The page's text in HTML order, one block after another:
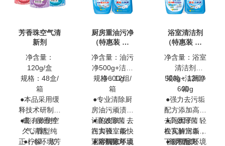
芳香珠空气清
新剂
净含量：
120g/盒
规格：48盒/
箱
●本品采用缓
释技术研制而
成，留香持
久，香型纯
正，令环境芳
●能有效使空
气清新。
●柠檬、玫
厨房重油污净
（特惠装 买1
净含量：油污
净500g+洁厕
净600g
规格：12组/
箱
●专业清除厨
房油污顽渍设
计的皮肤，去
污力强，能快
速溶解陈年顽
●高效除菌，
在实验室条件
下对居家环境
●温和配方，
浴室清洁剂
（特惠装 买1
净含量：浴室
清洁剂
500g+洁厕净
600g
规格：12组/
箱
●强力去污垢
配方添加高效
去污因子，轻
松瓦解污垢，
光亮无痕。
●高效除菌，
在实验室条件
下对居家环境
●温和配方，